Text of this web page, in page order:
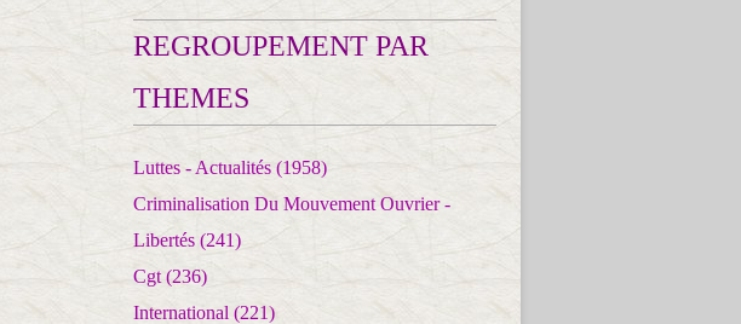
REGROUPEMENT PAR
THEMES
Luttes - Actualités (1958)
Criminalisation Du Mouvement Ouvrier -
Libertés (241)
Cgt (236)
International (221)